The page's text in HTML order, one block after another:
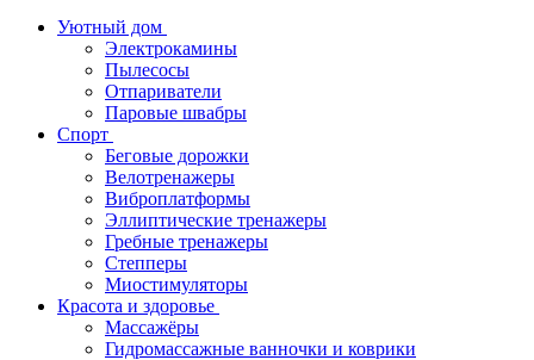
Уютный дом
Электрокамины
Пылесосы
Отпариватели
Паровые швабры
Спорт
Беговые дорожки
Велотренажеры
Виброплатформы
Эллиптические тренажеры
Гребные тренажеры
Степперы
Миостимуляторы
Красота и здоровье
Массажёры
Гидромассажные ванночки и коврики